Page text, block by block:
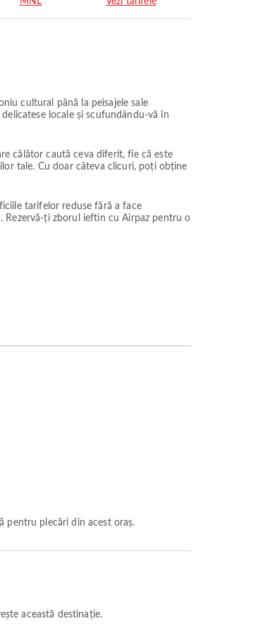
cultural până la peisajele sale
locale și scufundându-vă în
călător caută ceva diferit, fie că este
tale. Cu doar câteva clicuri, poți obține
tarifelor reduse fără a face
Rezervă-ți zborul ieftin cu Airpaz pentru o
pentru plecări din acest oraș.
această destinație.